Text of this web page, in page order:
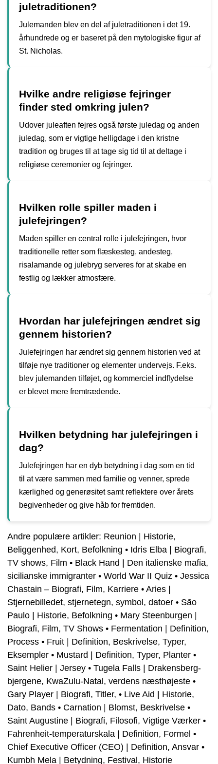
juletraditionen?
Julemanden blev en del af juletraditionen i det 19.
århundrede og er baseret på den mytologiske figur af
St. Nicholas.
Hvilke andre religiøse fejringer
finder sted omkring julen?
Udover juleaften fejres også første juledag og anden
juledag, som er vigtige helligdage i den kristne
tradition og bruges til at tage sig tid til at deltage i
religiøse ceremonier og fejringer.
Hvilken rolle spiller maden i
julefejringen?
Maden spiller en central rolle i julefejringen, hvor
traditionelle retter som flæskesteg, andesteg,
risalamande og julebryg serveres for at skabe en
festlig og lækker atmosfære.
Hvordan har julefejringen ændret sig
gennem historien?
Julefejringen har ændret sig gennem historien ved at
tilføje nye traditioner og elementer undervejs. F.eks.
blev julemanden tilføjet, og kommerciel indflydelse
er blevet mere fremtrædende.
Hvilken betydning har julefejringen i
dag?
Julefejringen har en dyb betydning i dag som en tid
til at være sammen med familie og venner, sprede
kærlighed og generøsitet samt reflektere over årets
begivenheder og give håb for fremtiden.
Andre populære artikler: Reunion | Historie,
Beliggenhed, Kort, Befolkning • Idris Elba | Biografi,
TV shows, Film • Black Hand | Den italienske mafia,
sicilianske immigranter • World War II Quiz • Jessica
Chastain – Biografi, Film, Karriere • Aries |
Stjernebilledet, stjernetegn, symbol, datoer • São
Paulo | Historie, Befolkning • Mary Steenburgen |
Biografi, Film, TV Shows • Fermentation | Definition,
Process • Fruit | Definition, Beskrivelse, Typer,
Eksempler • Mustard | Definition, Typer, Planter •
Saint Helier | Jersey • Tugela Falls | Drakensberg-
bjergene, KwaZulu-Natal, verdens næsthøjeste •
Gary Player | Biografi, Titler, • Live Aid | Historie,
Dato, Bands • Carnation | Blomst, Beskrivelse •
Saint Augustine | Biografi, Filosofi, Vigtige Værker •
Fahrenheit-temperaturskala | Definition, Formel •
Chief Executive Officer (CEO) | Definition, Ansvar •
Kumbh Mela | Betydning, Festival, Historie